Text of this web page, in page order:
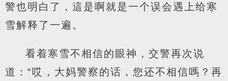
警也明白了，這是啊就是一个误会遇上给寒
雪解释了一遍。
看着寒雪不相信的眼神，交警再次说
道：“哎，大妈警察的话，您还不相信嗎？再